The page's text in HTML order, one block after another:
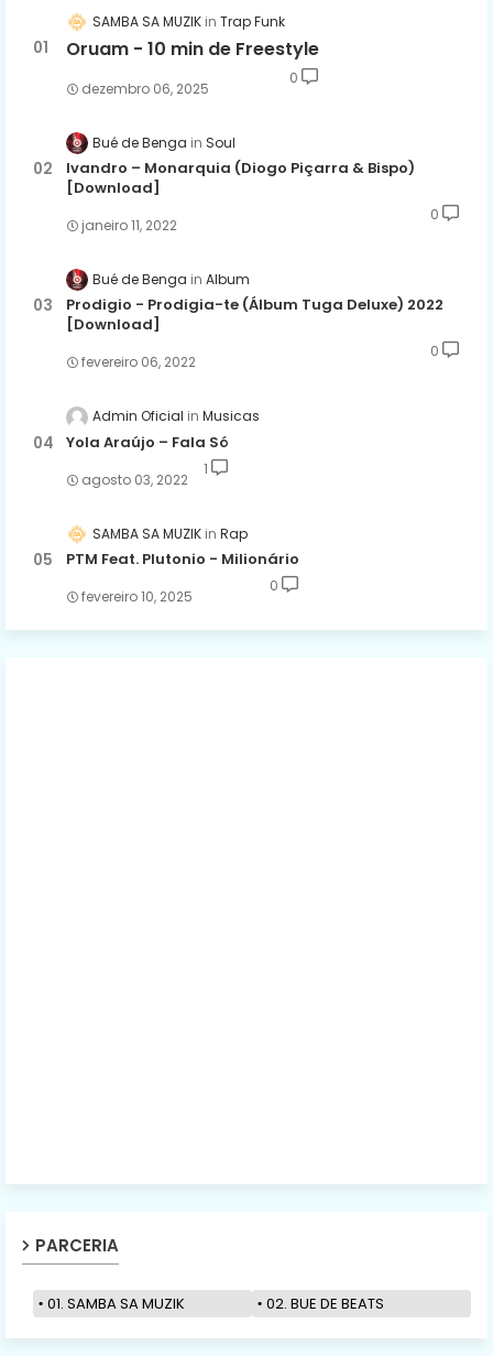
SAMBA SA MUZIK Trap Funk
Oruam - 10 min de Freestyle
dezembro 06, 2025
0
Bué de Benga Soul
Ivandro – Monarquia (Diogo Piçarra & Bispo)
[Download]
janeiro 11, 2022
0
Bué de Benga Album
Prodigio - Prodigia-te (Álbum Tuga Deluxe) 2022
[Download]
fevereiro 06, 2022
0
Admin Oficial Musicas
Yola Araújo – Fala Só
agosto 03, 2022
1
SAMBA SA MUZIK Rap
PTM Feat. Plutonio - Milionário
fevereiro 10, 2025
0
PARCERIA
01. SAMBA SA MUZIK 02. BUE DE BEATS